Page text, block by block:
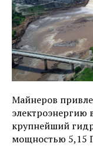
Майнеров
электроэнергию
крупнейший
мощностью 5,15